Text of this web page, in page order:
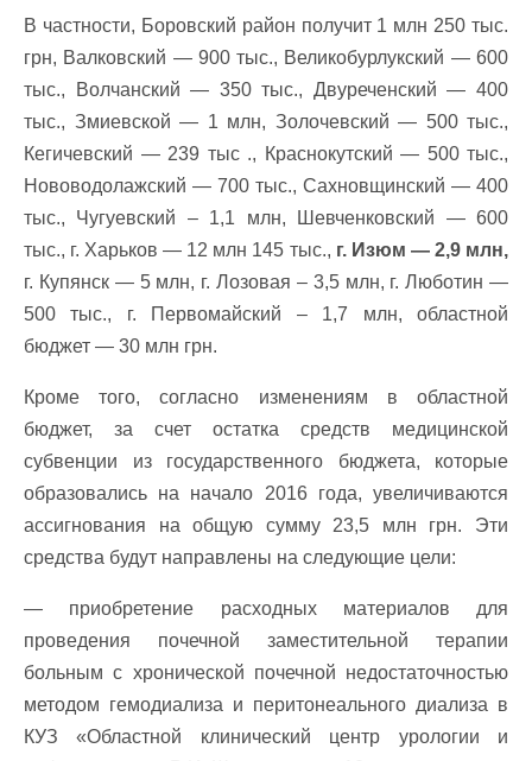
В частности, Боровский район получит 1 млн 250 тыс.
грн, Валковский — 900 тыс., Великобурлукский — 600
тыс., Волчанский — 350 тыс., Двуреченский — 400
тыс., Змиевской — 1 млн, Золочевский — 500 тыс.,
Кегичевский — 239 тыс ., Краснокутский — 500 тыс.,
Нововодолажский — 700 тыс., Сахновщинский — 400
тыс., Чугуевский – 1,1 млн, Шевченковский — 600
тыс., г. Харьков — 12 млн 145 тыс., г. Изюм — 2,9 млн,
г. Купянск — 5 млн, г. Лозовая – 3,5 млн, г. Люботин —
500 тыс., г. Первомайский – 1,7 млн, областной
бюджет — 30 млн грн.
Кроме того, согласно изменениям в областной
бюджет, за счет остатка средств медицинской
субвенции из государственного бюджета, которые
образовались на начало 2016 года, увеличиваются
ассигнования на общую сумму 23,5 млн грн. Эти
средства будут направлены на следующие цели:
— приобретение расходных материалов для
проведения почечной заместительной терапии
больным с хронической почечной недостаточностью
методом гемодиализа и перитонеального диализа в
КУЗ «Областной клинический центр урологии и